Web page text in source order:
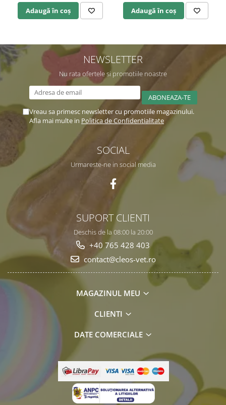
Adaugă în coș Adaugă în coș
NEWSLETTER
Nu rata ofertele si promotiile noastre
Vreau sa primesc newsletter cu promotiile magazinului.
Afla mai multe in Politica de Confidentialitate
SOCIAL
Urmareste-ne in social media
SUPORT CLIENTI
Deschis de la 08:00 la 20:00
+40 765 428 403
contact@cleos-vet.ro
MAGAZINUL MEU
CLIENTI
DATE COMERCIALE